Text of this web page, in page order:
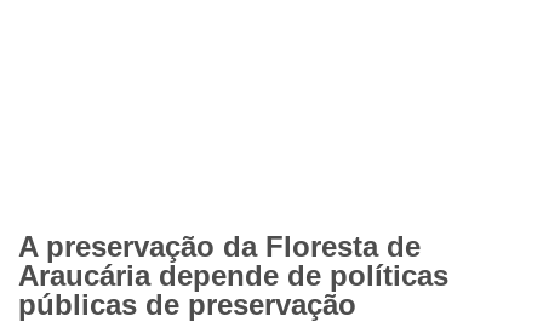
A preservação da Floresta de
Araucária depende de políticas
públicas de preservação